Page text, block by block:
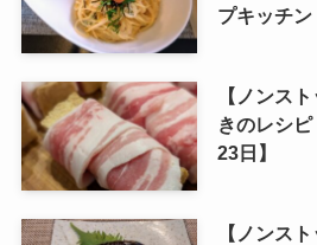
プキッチン
【ノンス
きのレシ
23日】
【ノンス